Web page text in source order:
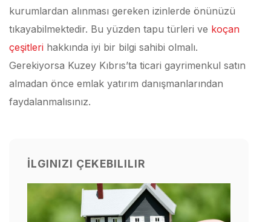
kurumlardan alınması gereken izinlerde önünüzü
tıkayabilmektedir. Bu yüzden tapu türleri ve koçan
çeşitleri hakkında iyi bir bilgi sahibi olmalı.
Gerekiyorsa Kuzey Kıbrıs’ta ticari gayrimenkul satın
almadan önce emlak yatırım danışmanlarından
faydalanmalısınız.
İLGINIZI ÇEKEBILILIR